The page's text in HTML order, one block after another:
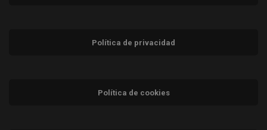
Política de privacidad
Política de cookies